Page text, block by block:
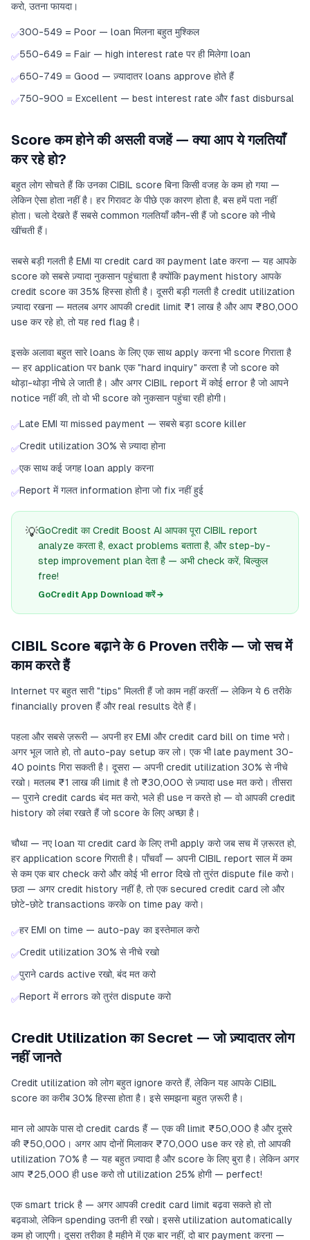
करो, उतना फायदा।
✅300-549 = Poor — loan मिलना बहुत मुश्किल
✅550-649 = Fair — high interest rate पर ही मिलेगा loan
✅650-749 = Good — ज़्यादातर loans approve होते हैं
✅750-900 = Excellent — best interest rate और fast disbursal
Score कम होने की असली वजहें — क्या आप ये गलतियाँ
कर रहे हो?
बहुत लोग सोचते हैं कि उनका CIBIL score बिना किसी वजह के कम हो गया —
लेकिन ऐसा होता नहीं है। हर गिरावट के पीछे एक कारण होता है, बस हमें पता नहीं
होता। चलो देखते हैं सबसे common गलतियाँ कौन-सी हैं जो score को नीचे
खींचती हैं।
सबसे बड़ी गलती है EMI या credit card का payment late करना — यह आपके
score को सबसे ज़्यादा नुकसान पहुंचाता है क्योंकि payment history आपके
credit score का 35% हिस्सा होती है। दूसरी बड़ी गलती है credit utilization
ज़्यादा रखना — मतलब अगर आपकी credit limit ₹1 लाख है और आप ₹80,000
use कर रहे हो, तो यह red flag है।
इसके अलावा बहुत सारे loans के लिए एक साथ apply करना भी score गिराता है
— हर application पर bank एक "hard inquiry" करता है जो score को
थोड़ा-थोड़ा नीचे ले जाती है। और अगर CIBIL report में कोई error है जो आपने
notice नहीं की, तो वो भी score को नुकसान पहुंचा रही होगी।
✅Late EMI या missed payment — सबसे बड़ा score killer
✅Credit utilization 30% से ज़्यादा होना
✅एक साथ कई जगह loan apply करना
✅Report में गलत information होना जो fix नहीं हुई
💡GoCredit का Credit Boost AI आपका पूरा CIBIL report
analyze करता है, exact problems बताता है, और step-by-
step improvement plan देता है — अभी check करें, बिल्कुल
free!
GoCredit App Download करें →
CIBIL Score बढ़ाने के 6 Proven तरीके — जो सच में
काम करते हैं
Internet पर बहुत सारी "tips" मिलती हैं जो काम नहीं करतीं — लेकिन ये 6 तरीके
financially proven हैं और real results देते हैं।
पहला और सबसे ज़रूरी — अपनी हर EMI और credit card bill on time भरो।
अगर भूल जाते हो, तो auto-pay setup कर लो। एक भी late payment 30-
40 points गिरा सकती है। दूसरा — अपनी credit utilization 30% से नीचे
रखो। मतलब ₹1 लाख की limit है तो ₹30,000 से ज़्यादा use मत करो। तीसरा
— पुराने credit cards बंद मत करो, भले ही use न करते हो — वो आपकी credit
history को लंबा रखते हैं जो score के लिए अच्छा है।
चौथा — नए loan या credit card के लिए तभी apply करो जब सच में ज़रूरत हो,
हर application score गिराती है। पाँचवाँ — अपनी CIBIL report साल में कम
से कम एक बार check करो और कोई भी error दिखे तो तुरंत dispute file करो।
छठा — अगर credit history नहीं है, तो एक secured credit card लो और
छोटे-छोटे transactions करके on time pay करो।
✅हर EMI on time — auto-pay का इस्तेमाल करो
✅Credit utilization 30% से नीचे रखो
✅पुराने cards active रखो, बंद मत करो
✅Report में errors को तुरंत dispute करो
Credit Utilization का Secret — जो ज़्यादातर लोग
नहीं जानते
Credit utilization को लोग बहुत ignore करते हैं, लेकिन यह आपके CIBIL
score का करीब 30% हिस्सा होता है। इसे समझना बहुत ज़रूरी है।
मान लो आपके पास दो credit cards हैं — एक की limit ₹50,000 है और दूसरे
की ₹50,000। अगर आप दोनों मिलाकर ₹70,000 use कर रहे हो, तो आपकी
utilization 70% है — यह बहुत ज़्यादा है और score के लिए बुरा है। लेकिन अगर
आप ₹25,000 ही use करो तो utilization 25% होगी — perfect!
एक smart trick है — अगर आपकी credit card limit बढ़वा सकते हो तो
बढ़वाओ, लेकिन spending उतनी ही रखो। इससे utilization automatically
कम हो जाएगी। दूसरा तरीका है महीने में एक बार नहीं, दो बार payment करना —